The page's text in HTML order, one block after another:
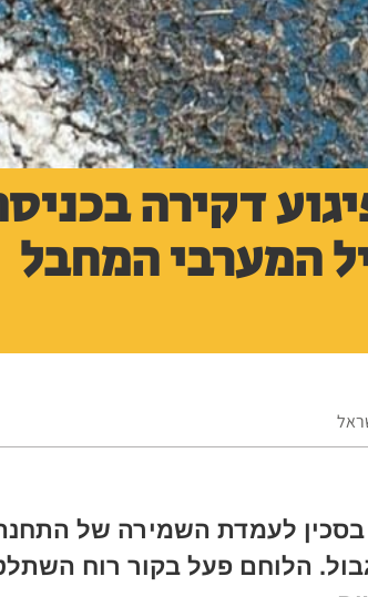
דקירה
המערבי המחבל
חמוש בסכין לעמדת השמירה של
הלוחם פעל בקור רוח